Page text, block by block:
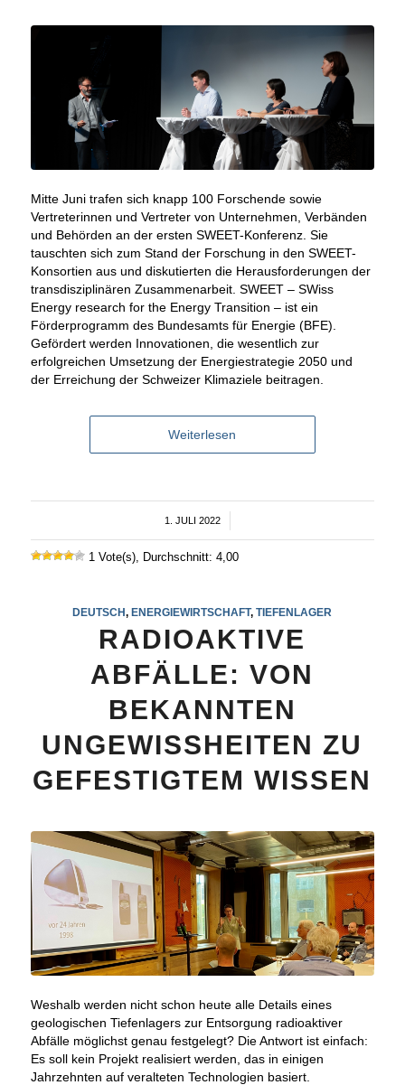
Mitte Juni trafen sich knapp 100 Forschende sowie
Vertreterinnen und Vertreter von Unternehmen, Verbänden
und Behörden an der ersten SWEET-Konferenz. Sie
tauschten sich zum Stand der Forschung in den SWEET-
Konsortien aus und diskutierten die Herausforderungen der
transdisziplinären Zusammenarbeit. SWEET – SWiss
Energy research for the Energy Transition – ist ein
Förderprogramm des Bundesamts für Energie (BFE).
Gefördert werden Innovationen, die wesentlich zur
erfolgreichen Umsetzung der Energiestrategie 2050 und
der Erreichung der Schweizer Klimaziele beitragen.
Weiterlesen
1. JULI 2022
1 Vote(s), Durchschnitt: 4,00
DEUTSCH,ENERGIEWIRTSCHAFT,TIEFENLAGER
RADIOAKTIVE
ABFÄLLE: VON
BEKANNTEN
UNGEWISSHEITEN ZU
GEFESTIGTEM WISSEN
Weshalb werden nicht schon heute alle Details eines
geologischen Tiefenlagers zur Entsorgung radioaktiver
Abfälle möglichst genau festgelegt? Die Antwort ist einfach:
Es soll kein Projekt realisiert werden, das in einigen
Jahrzehnten auf veralteten Technologien basiert.